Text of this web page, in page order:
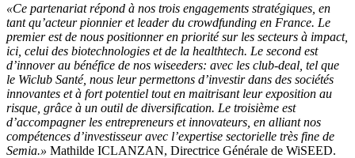
«Ce partenariat répond à nos trois engagements stratégiques, en
tant qu’acteur pionnier et leader du crowdfunding en France. Le
premier est de nous positionner en priorité sur les secteurs à impact,
ici, celui des biotechnologies et de la healthtech. Le second est
d’innover au bénéfice de nos wiseeders: avec les club-deal, tel que
le Wiclub Santé, nous leur permettons d’investir dans des sociétés
innovantes et à fort potentiel tout en maitrisant leur exposition au
risque, grâce à un outil de diversification. Le troisième est
d’accompagner les entrepreneurs et innovateurs, en alliant nos
compétences d’investisseur avec l’expertise sectorielle très fine de
Semia.» Mathilde ICLANZAN, Directrice Générale de WiSEED.